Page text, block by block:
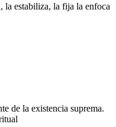
la estabiliza, la fija la enfoca
de la existencia suprema.